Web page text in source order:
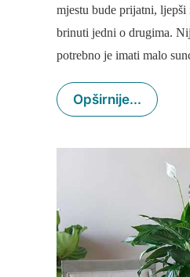
mjestu bude prijatni,
brinuti jedni o drugima.
potrebno je imati malo
Opširnije...